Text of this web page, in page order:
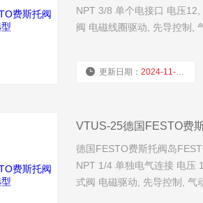
NPT 3/8 单个电接口 电压
阀 电磁线圈驱动, 先导控制,
更新日期：2024-11-21
VTUS-25德国FESTO费
德国FESTO费斯托阀岛
NPT 1/4 单独电气连接 电压
式阀 电磁驱动, 先导控制, 气